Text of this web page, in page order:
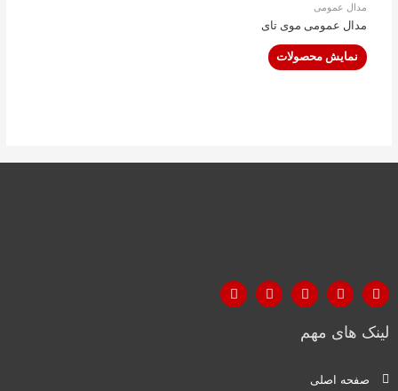
مدال عمومی
مدال عمومی موی تای
نمایش محصولات
لینک های مهم
صفحه اصلی